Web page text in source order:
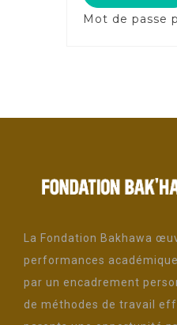
Mot de passe
La Fondation Bakhawa
performances
par un encadrement
de méthodes de travail